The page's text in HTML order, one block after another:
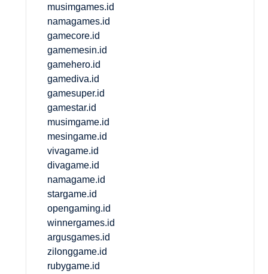
musimgames.id
namagames.id
gamecore.id
gamemesin.id
gamehero.id
gamediva.id
gamesuper.id
gamestar.id
musimgame.id
mesingame.id
vivagame.id
divagame.id
namagame.id
stargame.id
opengaming.id
winnergames.id
argusgames.id
zilonggame.id
rubygame.id